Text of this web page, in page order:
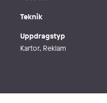
Teknik
Uppdragstyp
Kartor, Reklam